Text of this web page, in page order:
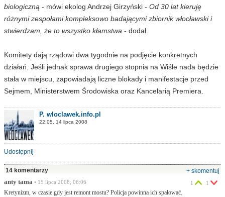
biologiczną - mówi ekolog Andrzej Girzyński - Od 30 lat kieruję
różnymi zespołami kompleksowo badającymi zbiornik włocławski i
stwierdzam, że to wszystko kłamstwa - dodał.
Komitety dają rządowi dwa tygodnie na podjęcie konkretnych
działań. Jeśli jednak sprawa drugiego stopnia na Wiśle nada będzie
stała w miejscu, zapowiadają liczne blokady i manifestacje przed
Sejmem, Ministerstwem Środowiska oraz Kancelarią Premiera.
P. wloclawek.info.pl
22:05, 14 lipca 2008
Udostępnij
14 komentarzy
+ skomentuj
anty tama • 15 lipca 2008, 06:06
Kretynizm, w czasie gdy jest remont mostu? Policja powinna ich spałować.
1 1